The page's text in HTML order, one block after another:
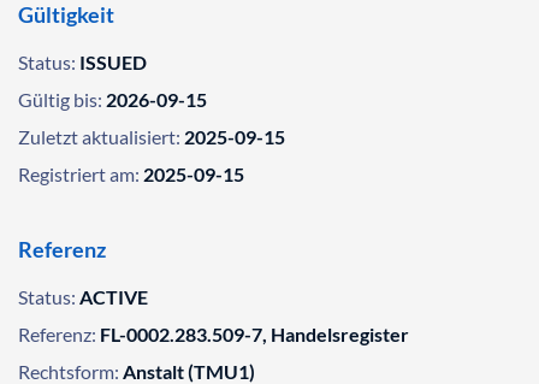
Gültigkeit
Status: ISSUED
Gültig bis: 2026-09-15
Zuletzt aktualisiert: 2025-09-15
Registriert am: 2025-09-15
Referenz
Status: ACTIVE
Referenz: FL-0002.283.509-7, Handelsregister
Rechtsform: Anstalt (TMU1)